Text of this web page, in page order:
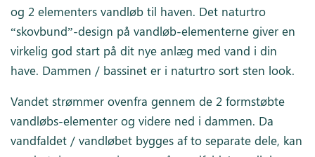
og 2 elementers vandløb til haven. Det naturtro
“skovbund”-design på vandløb-elementerne giver en
virkelig god start på dit nye anlæg med vand i din
have. Dammen / bassinet er i naturtro sort sten look.
Vandet strømmer ovenfra gennem de 2 formstøbte
vandløbs-elementer og videre ned i dammen. Da
vandfaldet / vandløbet bygges af to separate dele, kan